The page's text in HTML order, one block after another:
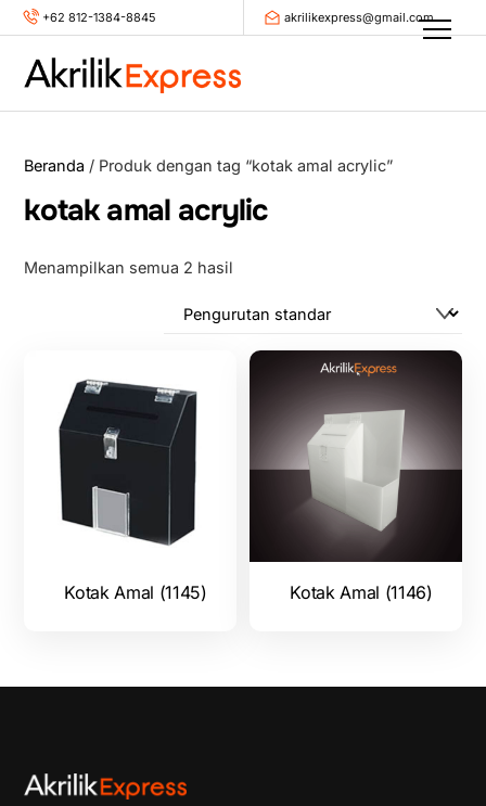
Skip
+62 812-1384-8845 akrilikexpress@gmail.com
Beranda / Produk dengan tag “kotak amal acrylic”
kotak amal acrylic
Menampilkan semua 2 hasil
Kotak Amal (1145) Kotak Amal (1146)